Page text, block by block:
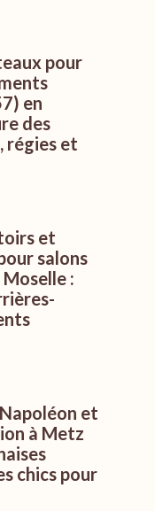
pour
en
des
régies et
et
salons
:
et
à Metz
chics pour